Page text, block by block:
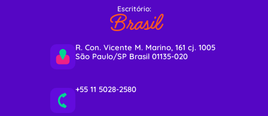
Escritório:
Brasil
R. Con. Vicente M. Marino, 161 cj. 1005
São Paulo/SP Brasil 01135-020
+55 11 5028-2580